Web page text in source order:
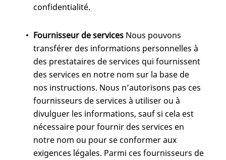
confidentialité.
Fournisseur de services Nous pouvons
transférer des informations personnelles à
des prestataires de services qui fournissent
des services en notre nom sur la base de
nos instructions. Nous n’autorisons pas ces
fournisseurs de services à utiliser ou à
divulguer les informations, sauf si cela est
nécessaire pour fournir des services en
notre nom ou pour se conformer aux
exigences légales. Parmi ces fournisseurs de